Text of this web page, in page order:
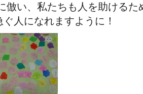
倣い、私たちも人を助けるた
ぐ人になれますように！